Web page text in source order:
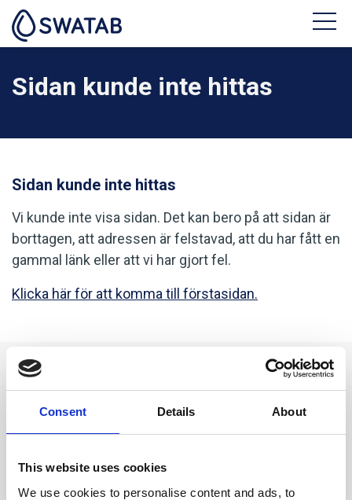
Consent Details About
This website uses cookies
We use cookies to personalise content and ads, to
Sidan kunde inte hittas
Sidan kunde inte hittas
Vi kunde inte visa sidan. Det kan bero på att sidan är
borttagen, att adressen är felstavad, att du har fått en
gammal länk eller att vi har gjort fel.
Klicka här för att komma till förstasidan.
Intresserad av att veta mer?
Vi kan hjälpa dig med lösningar som ger
och förutsättningar så vi kan tillsammans se
över hur just er lösning skulle kunna se ut.